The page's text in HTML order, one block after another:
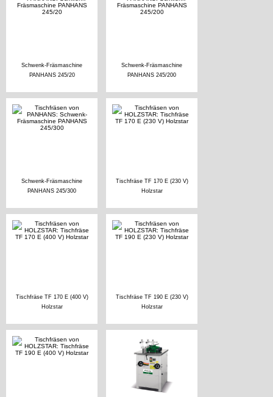
Schwenk-Fräsmaschine
PANHANS 245/20
Schwenk-Fräsmaschine
PANHANS 245/200
Schwenk-Fräsmaschine
PANHANS 245/300
Tischfräse TF 170 E (230 V)
Holzstar
Tischfräse TF 170 E (400 V)
Holzstar
Tischfräse TF 190 E (230 V)
Holzstar